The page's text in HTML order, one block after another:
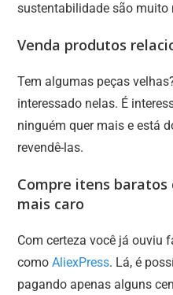
sustentabilidade são muito
Venda produtos
Tem algumas peças
interessado nelas. É
ninguém quer mais e está
revendê-las.
Compre itens baratos
mais caro
Com certeza você já ouviu
comoAliexPress. Lá, é
pagando apenas alguns